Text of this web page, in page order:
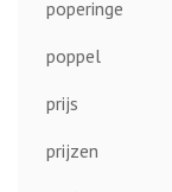
poperinge
poppel
prijs
prijzen